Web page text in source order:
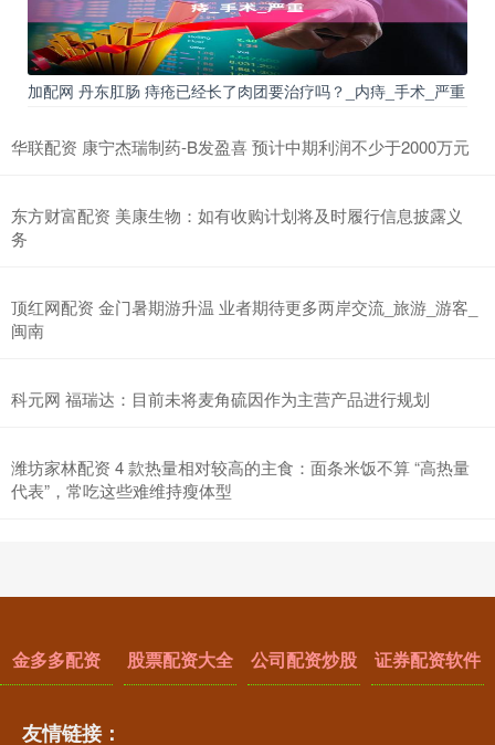
加配网 丹东肛肠 痔疮已经长了肉团要治疗吗？_内痔_手术_严重
华联配资 康宁杰瑞制药-B发盈喜 预计中期利润不少于2000万元
东方财富配资 美康生物：如有收购计划将及时履行信息披露义
务
顶红网配资 金门暑期游升温 业者期待更多两岸交流_旅游_游客_
闽南
科元网 福瑞达：目前未将麦角硫因作为主营产品进行规划
潍坊家林配资 4 款热量相对较高的主食：面条米饭不算 “高热量
代表”，常吃这些难维持瘦体型
金多多配资 股票配资大全 公司配资炒股 证券配资软件
友情链接：